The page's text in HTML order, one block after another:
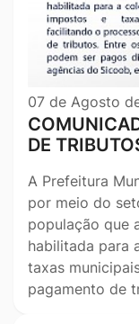
07 de Agosto
DE
A Prefeitura
por meio do
população que
habilitada para
taxas
pagamento de